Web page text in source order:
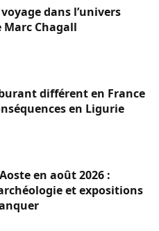
dans l’univers
Chagall
différent en France
en Ligurie
en août 2026 :
et expositions